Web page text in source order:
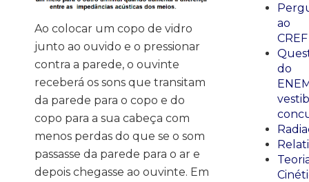
Ao colocar um copo de vidro
junto ao ouvido e o pressionar
contra a parede, o ouvinte
receberá os sons que transitam
da parede para o copo e do
copo para a sua cabeça com
menos perdas do que se o som
passasse da parede para o ar e
depois chegasse ao ouvinte. Em
ao
CREF
do